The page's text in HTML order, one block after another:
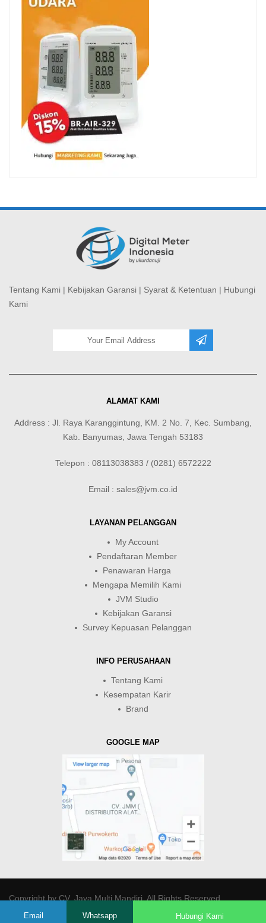
Tentang Kami | Kebijakan Garansi | Syarat & Ketentuan | Hubungi
Kami
ALAMAT KAMI
Address : Jl. Raya Karanggintung, KM. 2 No. 7, Kec. Sumbang,
Kab. Banyumas, Jawa Tengah 53183
Telepon : 08113038383 / (0281) 6572222
Email : sales@jvm.co.id
LAYANAN PELANGGAN
My Account
Pendaftaran Member
Penawaran Harga
Mengapa Memilih Kami
JVM Studio
Kebijakan Garansi
Survey Kepuasan Pelanggan
INFO PERUSAHAAN
Tentang Kami
Kesempatan Karir
Brand
GOOGLE MAP
Copyright byCV. Java Multi Mandiri. All Rights Reserved.
Email Whatsapp Hubungi Kami